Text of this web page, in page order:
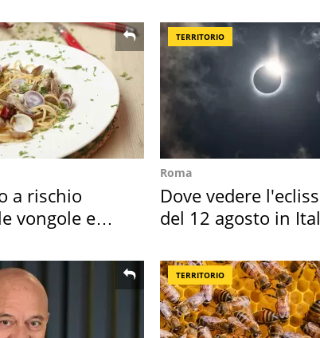
a rischio
vongole e
TERRITORIO
Roma
Dove vedere
del 12 agosto in
TERRITORIO